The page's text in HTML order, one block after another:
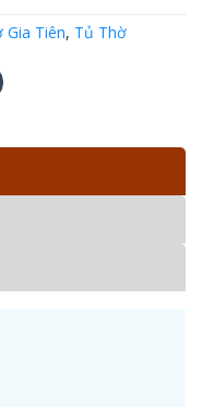
Gia Tiên, Tủ Thờ